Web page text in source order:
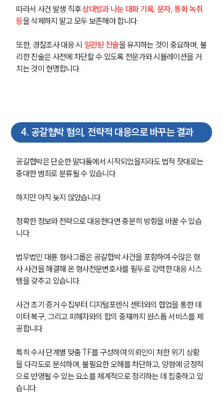
그룹소개
대륜의 강점
오시는 길
고객의 소리
통합검색
사례분석/최신동향
형사 법률정보
형사소송·상담후기
전체
구성원 소개
형사전문변호사
소식/자료
법률 블로그
법률서식
뉴스레터/브로슈어
세미나
따라서 사건 발생 직후 상대방과 나눈 대화 기록, 문자, 통화 녹취
등을 삭제하지 말고 모두 보존해야 합니다.
또한, 경찰조사 대응 시 일관된 진술을 유지하는 것이 중요하며, 불
리한 진술은 사전에 차단할 수 있도록 전문가와 시뮬레이션을 거
치는 것이 현명합니다.
4. 공갈협박 혐의, 전략적 대응으로 바꾸는 결과
공갈협박은 단순한 말다툼에서 시작되었을지라도 법적 잣대로는
중대한 범죄로 분류될 수 있습니다.
하지만 아직 늦지 않았습니다.
정확한 정보와 전략으로 대응한다면 충분히 방향을 바꿀 수 있습
니다.
법무법인 대륜 형사그룹은 공갈협박 사건을 포함하여 수많은 형
사 사건을 해결해 온 형사전문변호사를 필두로 강력한 대응 시스
템을 갖추고 있습니다.
사건 초기 증거 수집부터 디지털포렌식 센터와의 협업을 통한 데
이터 복구, 그리고 피해자와의 합의 중재까지 원스톱 서비스를 제
공합니다.
특히 수사 단계별 맞춤 TF를 구성하여 의뢰인이 처한 위기 상황
을 다각도로 분석하며, 불필요한 오해를 차단하고, 양형에 긍정적
으로 반영될 수 있는 요소를 체계적으로 정리하는 데 집중하고 있
습니다.